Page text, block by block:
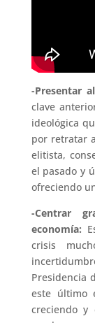
-Presentar
clave
ideológica
por retratar
elitista,
el pasado y
ofreciendo
-Centrar
economía:
crisis
Presidencia
este último
creciendo y